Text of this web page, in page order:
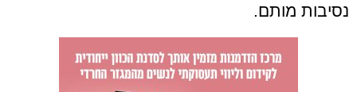
נסיבות מותם.